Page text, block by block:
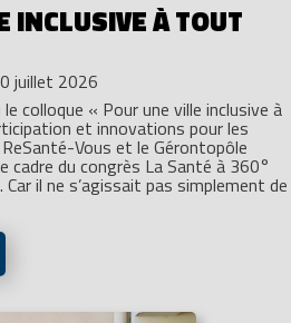
INCLUSIVE À TOUT
juillet 2026
colloque « Pour une ville inclusive à
et innovations pour les
Vous et le Gérontopôle
cadre du congrès La Santé à 360°
il ne s’agissait pas simplement de